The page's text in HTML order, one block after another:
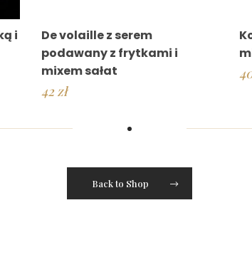
i
De volaille z serem
podawany z frytkami i
mixem sałat
42zł
Back to Shop